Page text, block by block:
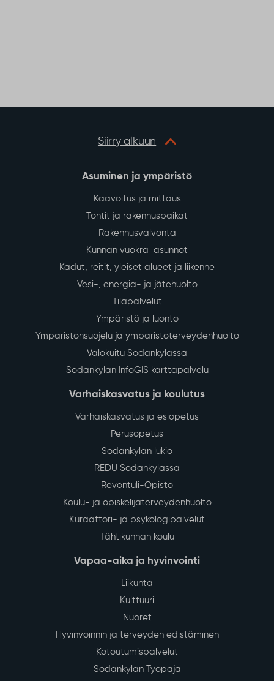
Siirry alkuun
Asuminen ja ympäristö
Kaavoitus ja mittaus
Tontit ja rakennuspaikat
Rakennusvalvonta
Kunnan vuokra-asunnot
Kadut, reitit, yleiset alueet ja liikenne
Vesi-, energia- ja jätehuolto
Tilapalvelut
Ympäristö ja luonto
Ympäristönsuojelu ja ympäristöterveydenhuolto
Valokuitu Sodankylässä
Sodankylän InfoGIS karttapalvelu
Varhaiskasvatus ja koulutus
Varhaiskasvatus ja esiopetus
Perusopetus
Sodankylän lukio
REDU Sodankylässä
Revontuli-Opisto
Koulu- ja opiskelijaterveydenhuolto
Kuraattori- ja psykologipalvelut
Tähtikunnan koulu
Vapaa-aika ja hyvinvointi
Liikunta
Kulttuuri
Nuoret
Hyvinvoinnin ja terveyden edistäminen
Kotoutumispalvelut
Sodankylän Työpaja